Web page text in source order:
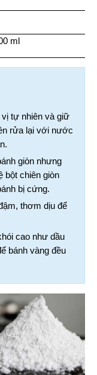
ml
tự nhiên và giữ
rửa lại với nước
giòn nhưng
bột chiên giòn
bị cứng.
thơm dịu để
cao như dầu
bánh vàng đều